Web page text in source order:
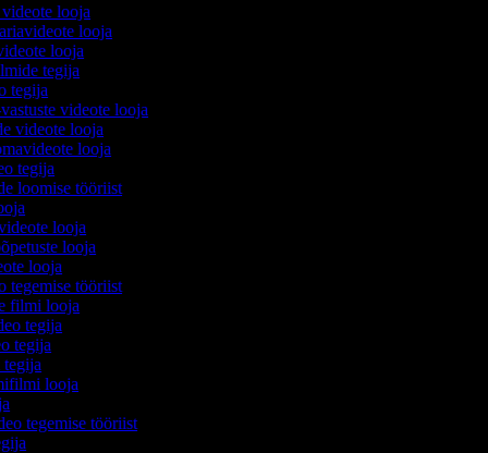
looja
looja
looja
tegija
tegija
videote looja
videote looja
looja
tegija
loomise tööriist
looja
looja
looja
tegemise tööriist
filmi looja
tegija
tegija
tegija
looja
tegemise tööriist